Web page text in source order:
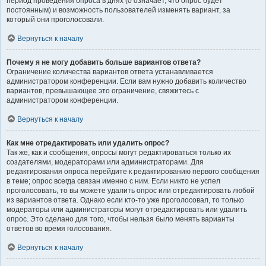
постоянным) и возможность пользователей изменять вариант, за
который они проголосовали.
Вернуться к началу
Почему я не могу добавить больше вариантов ответа?
Ограничение количества вариантов ответа устанавливается
администратором конференции. Если вам нужно добавить количество
вариантов, превышающее это ограничение, свяжитесь с
администратором конференции.
Вернуться к началу
Как мне отредактировать или удалить опрос?
Так же, как и сообщения, опросы могут редактироваться только их
создателями, модераторами или администраторами. Для
редактирования опроса перейдите к редактированию первого сообщения
в теме; опрос всегда связан именно с ним. Если никто не успел
проголосовать, то вы можете удалить опрос или отредактировать любой
из вариантов ответа. Однако если кто-то уже проголосовал, то только
модераторы или администраторы могут отредактировать или удалить
опрос. Это сделано для того, чтобы нельзя было менять варианты
ответов во время голосования.
Вернуться к началу